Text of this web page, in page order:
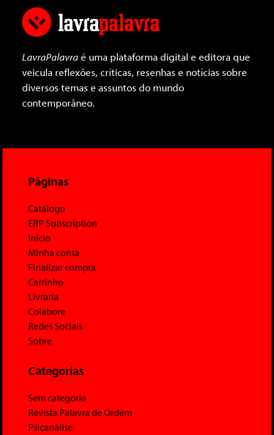
LavraPalavraé uma plataforma digital e editora que
veicula reflexões, críticas, resenhas e notícias sobre
diversos temas e assuntos do mundo
contemporâneo.
Páginas
Catálogo
ERP Subscription
Início
Minha conta
Finalizar compra
Carrinho
Livraria
Colabore
Redes Sociais
Sobre
Categorias
Sem categoria
Revista Palavra de Ordem
Psicanálise